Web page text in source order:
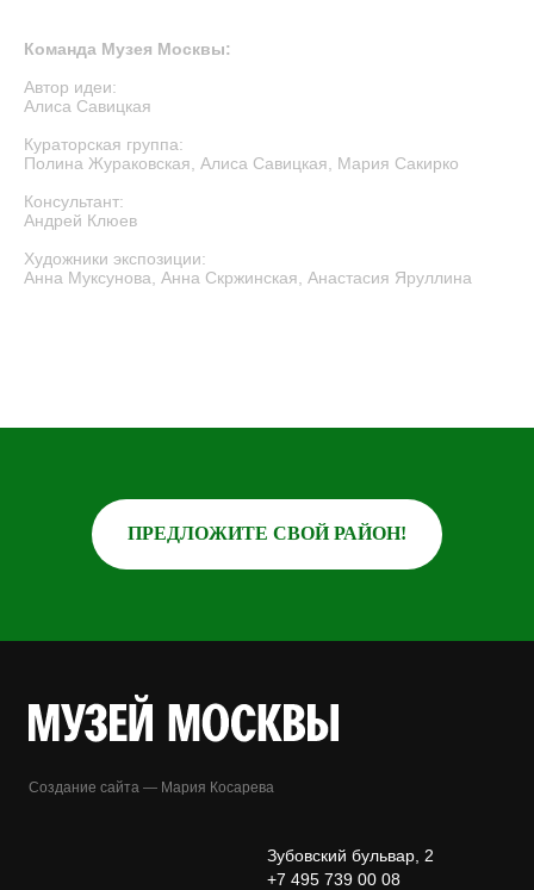
Команда Музея Москвы:
Автор идеи:
Алиса Савицкая
Кураторская группа:
Полина Жураковская, Алиса Савицкая, Мария Сакирко
Консультант:
Андрей Клюев
Художники экспозиции:
Анна Муксунова, Анна Скржинская, Анастасия Яруллина
ПРЕДЛОЖИТЕ СВОЙ РАЙОН!
Создание сайта — Мария Косарева
Зубовский бульвар, 2
+7 495 739 00 08